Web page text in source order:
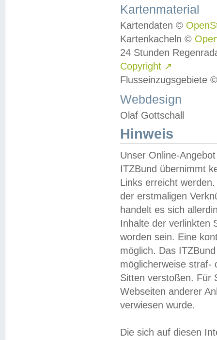
Kartenmaterial
Kartendaten ©
Kartenkacheln ©
24 Stunden
Copyright ↗
Flusseinzugsgebiete
Webdesign
Olaf Gottschall
Hinweis
Unser Online-
ITZBund übernimmt
Links erreicht
der erstmaligen
handelt es sich
Inhalte der verlinkten
worden sein. Eine
möglich. Das
möglicherweise straf-
Sitten verstoßen. Für
Webseiten anderer
verwiesen wurde.
Die sich auf diesen